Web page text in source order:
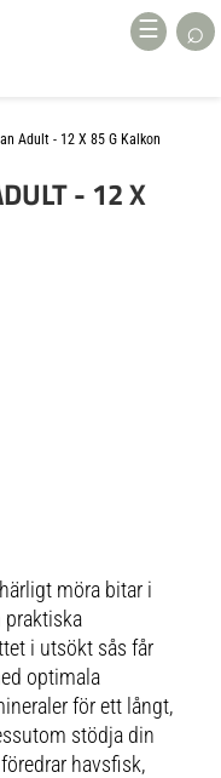
☰ ⌕
Adult - 12 X 85 G Kalkon
- 12 X
möra bitar i
praktiska
i utsökt sås får
optimala
för ett långt,
stödja din
havsfisk,